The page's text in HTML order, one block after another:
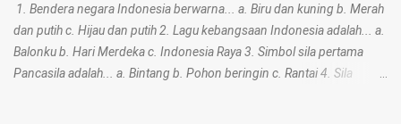
1. Bendera negara Indonesia berwarna... a. Biru dan kuning b. Merah
dan putih c. Hijau dan putih 2. Lagu kebangsaan Indonesia adalah... a.
Balonku b. Hari Merdeka c. Indonesia Raya 3. Simbol sila pertama
Pancasila adalah... a. Bintang b. Pohon beringin c. Rantai 4. Sila